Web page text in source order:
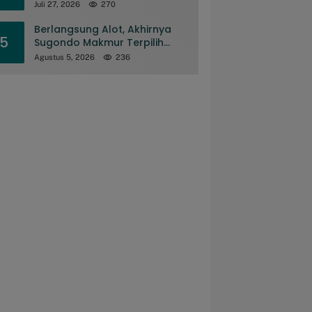
Juli 27, 2026 270
Berlangsung Alot, Akhirnya
Sugondo Makmur Terpilih
Pimpinan MD KAHMI
Agustus 5, 2026 236